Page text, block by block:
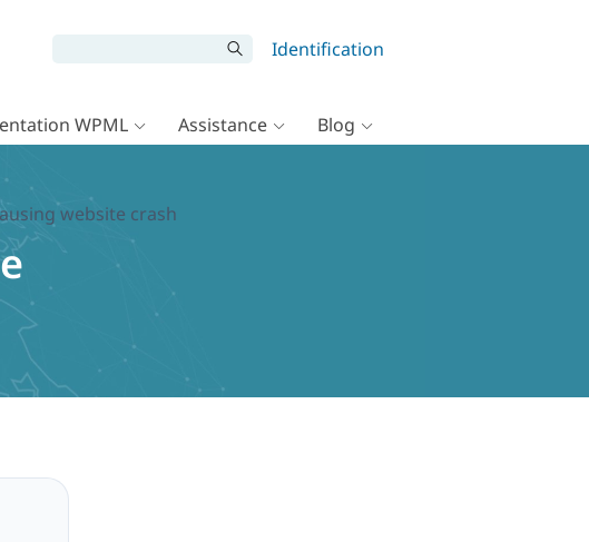
Identification
WPML Assistance Blog
website crash